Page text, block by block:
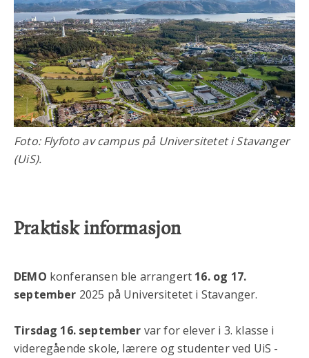
Foto: Flyfoto av campus på Universitetet i Stavanger
(UiS).
Praktisk informasjon
DEMO konferansen ble arrangert 16. og 17.
september 2025 på Universitetet i Stavanger.
Tirsdag 16. september var for elever i 3. klasse i
videregående skole, lærere og studenter ved UiS -